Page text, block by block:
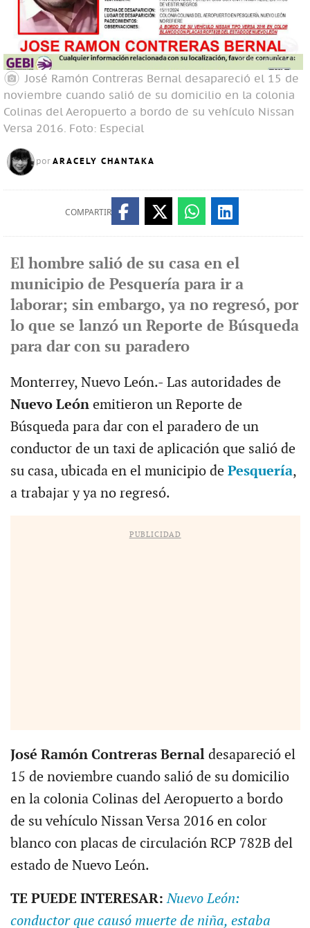
José Ramón Contreras Bernal desapareció el 15 de
noviembre cuando salió de su domicilio en la colonia
Colinas del Aeropuerto a bordo de su vehículo Nissan
Versa 2016. Foto: Especial
por ARACELY CHANTAKA
COMPARTIR
El hombre salió de su casa en el
municipio de Pesquería para ir a
laborar; sin embargo, ya no regresó, por
lo que se lanzó un Reporte de Búsqueda
para dar con su paradero
Monterrey, Nuevo León.- Las autoridades de
Nuevo Leónemitieron un Reporte de
Búsqueda para dar con el paradero de un
conductor de un taxi de aplicación que salió de
su casa, ubicada en el municipio de Pesquería,
a trabajar y ya no regresó.
PUBLICIDAD
José Ramón Contreras Bernaldesapareció el
15 de noviembre cuando salió de su domicilio
en la colonia Colinas del Aeropuerto a bordo
de su vehículo Nissan Versa 2016 en color
blanco con placas de circulación RCP 782B del
estado de Nuevo León.
TE PUEDE INTERESAR:Nuevo León:
conductor que causó muerte de niña, estaba